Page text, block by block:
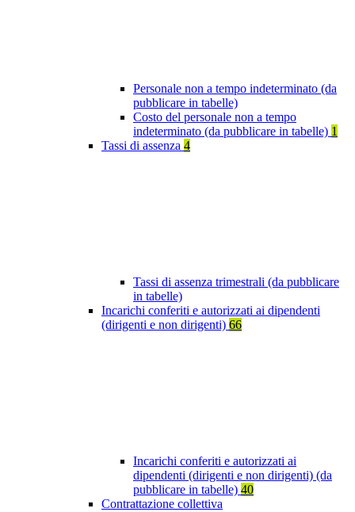
Personale non a tempo indeterminato (da
pubblicare in tabelle)
Costo del personale non a tempo
indeterminato (da pubblicare in tabelle) 1
Tassi di assenza 4
Tassi di assenza trimestrali (da pubblicare
in tabelle)
Incarichi conferiti e autorizzati ai dipendenti
(dirigenti e non dirigenti) 66
Incarichi conferiti e autorizzati ai
dipendenti (dirigenti e non dirigenti) (da
pubblicare in tabelle) 40
Contrattazione collettiva